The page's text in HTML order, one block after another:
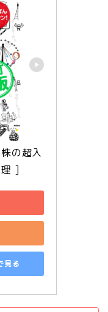
の超入
]
見る